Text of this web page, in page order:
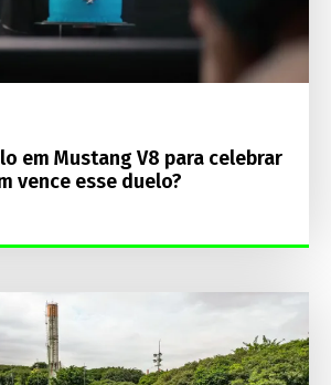
em Mustang V8 para celebrar
vence esse duelo?